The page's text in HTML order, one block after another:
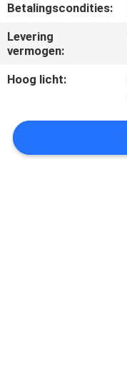
Betalingscondities:
Levering
vermogen:
Hoog licht: